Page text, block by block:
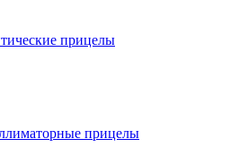
прицелы
прицелы